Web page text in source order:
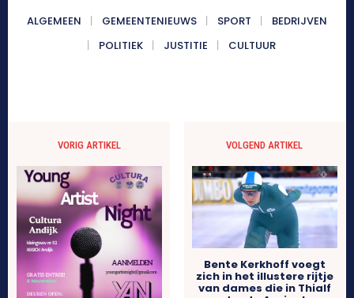
ALGEMEEN GEMEENTENIEUWS SPORT
BEDRIJVEN
POLITIEK
JUSTITIE CULTUUR
VORIG ARTIKEL VOLGEND ARTIKEL
Bente Kerkhoff voegt
zich in het illustere rijtje
van dames die in Thialf